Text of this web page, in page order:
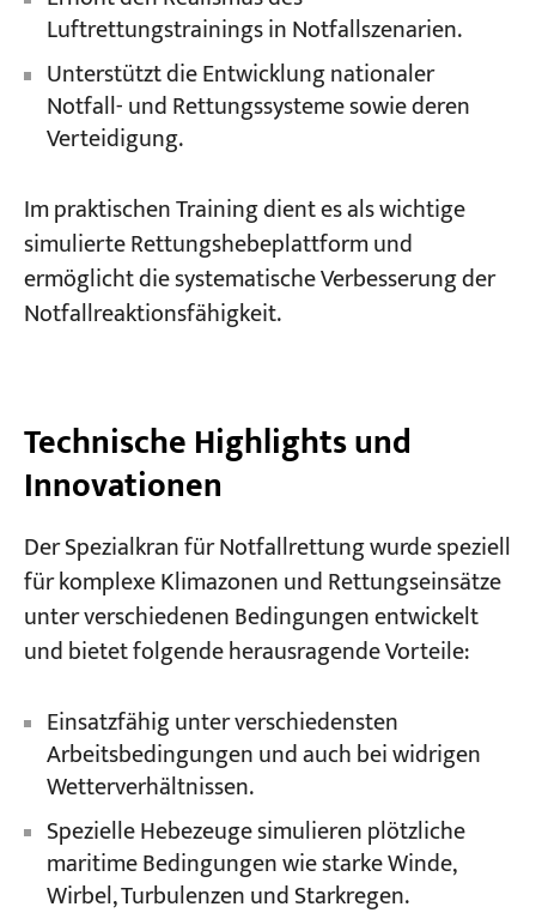
Luftrettungstrainings in Notfallszenarien.
Unterstützt die Entwicklung nationaler
Notfall- und Rettungssysteme sowie deren
Verteidigung.
Im praktischen Training dient es als wichtige
simulierte Rettungshebeplattform und
ermöglicht die systematische Verbesserung der
Notfallreaktionsfähigkeit.
Technische Highlights und
Innovationen
Der Spezialkran für Notfallrettung wurde speziell
für komplexe Klimazonen und Rettungseinsätze
unter verschiedenen Bedingungen entwickelt
und bietet folgende herausragende Vorteile:
Einsatzfähig unter verschiedensten
Arbeitsbedingungen und auch bei widrigen
Wetterverhältnissen.
Spezielle Hebezeuge simulieren plötzliche
maritime Bedingungen wie starke Winde,
Wirbel, Turbulenzen und Starkregen.